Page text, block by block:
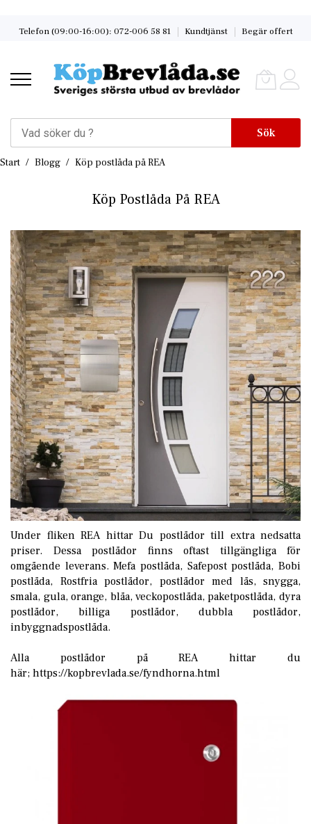
Telefon (09:00-16:00): 072-006 58 81 Kundtjänst Begär offert
Sök
Start Blogg Köp postlåda på REA
Köp Postlåda På REA
Under fliken REAhittar Du postlådor till extra nedsatta
priser. Dessa postlådor finns oftast tillgängliga för
omgående leverans. Mefa postlåda, Safepost postlåda, Bobi
postlåda, Rostfria postlådor, postlådor med lås, snygga,
smala, gula, orange, blåa, veckopostlåda, paketpostlåda, dyra
postlådor, billiga postlådor, dubbla postlådor,
inbyggnadspostlåda.
Alla postlådor på REA hittar du
här; https://kopbrevlada.se/fyndhorna.html